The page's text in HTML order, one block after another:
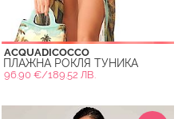
ACQUADICOCCO
ПЛАЖНА РОКЛЯ ТУНИКА
96.90 €/189.52 ЛВ.